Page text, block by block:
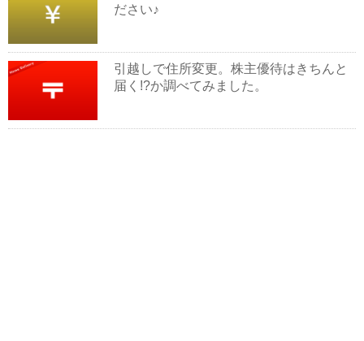
ださい♪
引越しで住所変更。株主優待はきちんと
届く!?か調べてみました。